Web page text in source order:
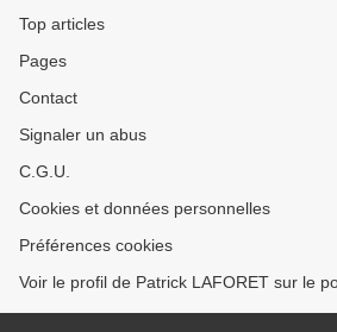
Top articles
Pages
Contact
Signaler un abus
C.G.U.
Cookies et données personnelles
Préférences cookies
Voir le profil de Patrick LAFORET sur le